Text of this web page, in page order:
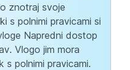
znotraj svoje
s polnimi pravicami si
Napredni dostop
Vlogo jim mora
s polnimi pravicami.